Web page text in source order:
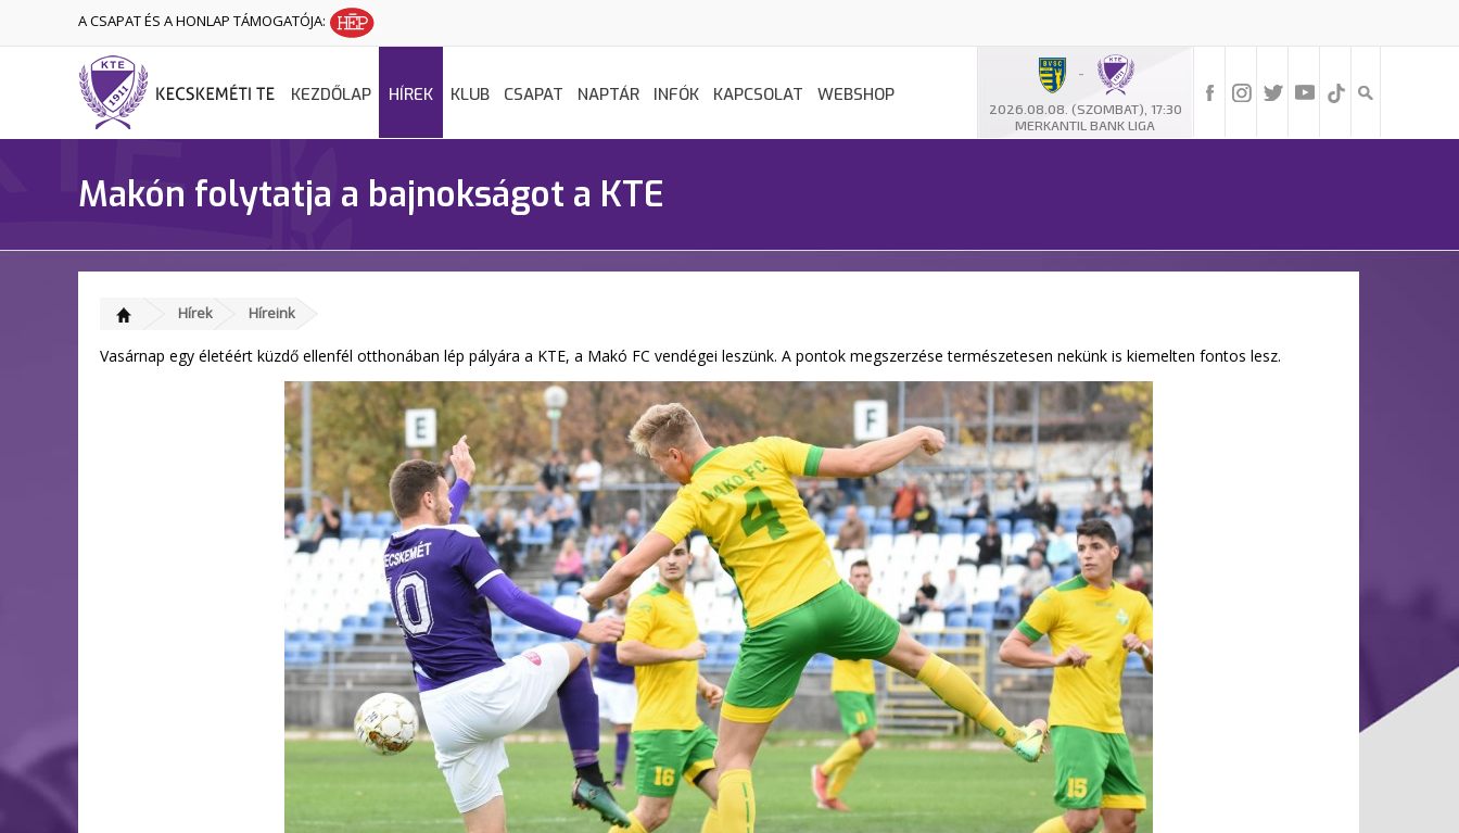
A CSAPAT ÉS A HONLAP TÁMOGATÓJA:
-
2026.08.08. (SZOMBAT), 17:30
MERKANTIL BANK LIGA
KEZDŐLAP HÍREK KLUB CSAPAT NAPTÁR INFÓK KAPCSOLAT WEBSHOP
Makón folytatja a bajnokságot a KTE
Hírek Híreink
Vasárnap egy életéért küzdő ellenfél otthonában lép pályára a KTE, a Makó FC vendégei leszünk. A pontok megszerzése természetesen nekünk is kiemelten fontos lesz.